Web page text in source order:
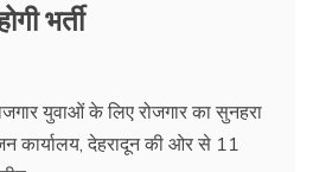
भर्ती
युवाओं के लिए रोजगार का सुनहरा
कार्यालय, देहरादून की ओर से 11